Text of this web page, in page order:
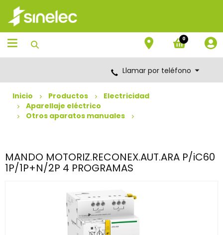
Saltar
contenido
Saltar
menú
de
navegación
0
Llamar por teléfono
Inicio Productos
Electricidad
Aparellaje eléctrico
Otros aparatos manuales
MANDO MOTORIZ.RECONEX.AUT.ARA P/iC60
1P/1P+N/2P 4 PROGRAMAS